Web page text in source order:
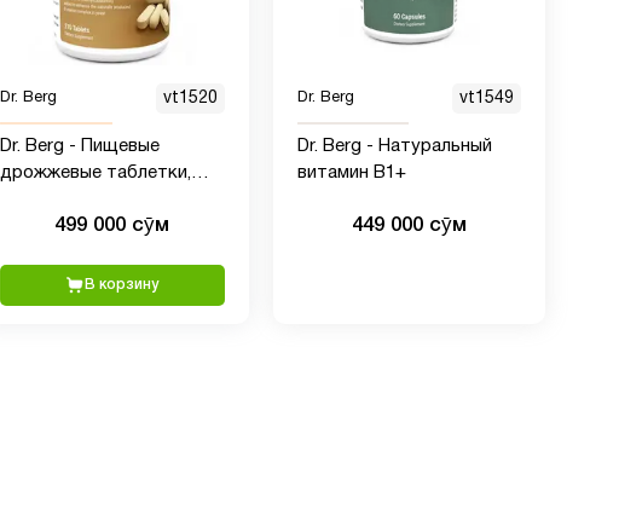
Dr. Berg vt1520
Dr. Berg - Пищевые
дрожжевые таблетки,
499 000 сӯм
В корзину
Dr. Berg vt1549
Dr. Berg - Натуральный
витамин B1+
449 000 сӯм